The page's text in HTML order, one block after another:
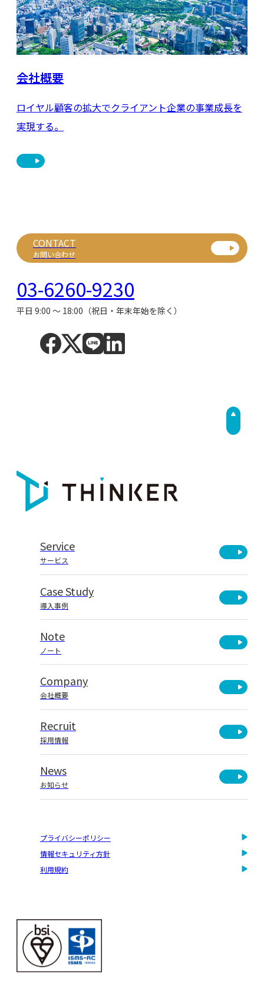
会社概要
ロイヤル顧客の拡大でクライアント企業の事業成長を
実現する。
CONTACT
お問い合わせ
03-6260-9230
平日 9:00 ～ 18:00（祝日・年末年始を除く）
Service
サービス
Case Study
導入事例
Note
ノート
Company
会社概要
Recruit
採用情報
News
お知らせ
プライバシーポリシー
情報セキュリティ方針
利用規約